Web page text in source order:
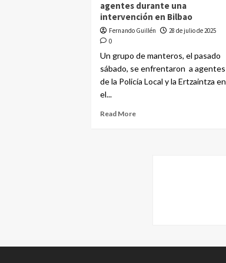
agentes durante una
intervención en Bilbao
Fernando Guillén
28 de julio de 2025
0
Un grupo de manteros, el pasado
sábado, se enfrentaron a agentes
de la Policía Local y la Ertzaintza en
el...
Read More